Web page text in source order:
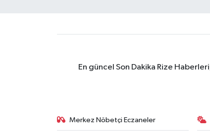
En güncel Son Dakika Rize
Merkez Nöbetçi Eczaneler